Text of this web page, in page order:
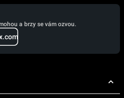
a brzy se vám ozvou.